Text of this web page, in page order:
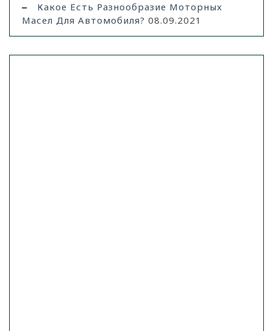
Какое Есть Разнообразие Моторных
Масел Для Автомобиля? 08.09.2021